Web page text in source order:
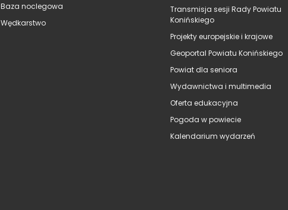
Baza noclegowa
Wędkarstwo
Transmisja sesji Rady Powiatu
Konińskiego
Projekty europejskie i krajowe
Geoportal Powiatu Konińskiego
Powiat dla seniora
Wydawnictwa i multimedia
Oferta edukacyjna
Pogoda w powiecie
Kalendarium wydarzeń